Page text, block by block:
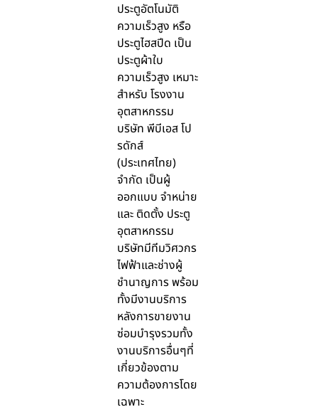
ประตูอัตโนมัติ
ความเร็วสูง หรือ
ประตูไฮสปีด เป็น
ประตูผ้าใบ
ความเร็วสูง เหมาะ
สำหรับ โรงงาน
อุตสาหกรรม
บริษัท พีบีเอส โป
รดักส์
(ประเทศไทย)
จำกัด เป็นผู้
ออกแบบ จำหน่าย
และ ติดตั้ง ประตู
อุตสาหกรรม
บริษัทมีทีมวิศวกร
ไฟฟ้าและช่างผู้
ชำนาญการ พร้อม
ทั้งมีงานบริการ
หลังการขายงาน
ซ่อมบำรุงรวมทั้ง
งานบริการอื่นๆที่
เกี่ยวข้องตาม
ความต้องการโดย
เฉพาะ